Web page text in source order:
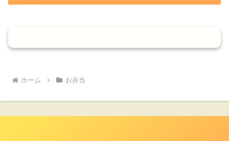
ホーム お弁当